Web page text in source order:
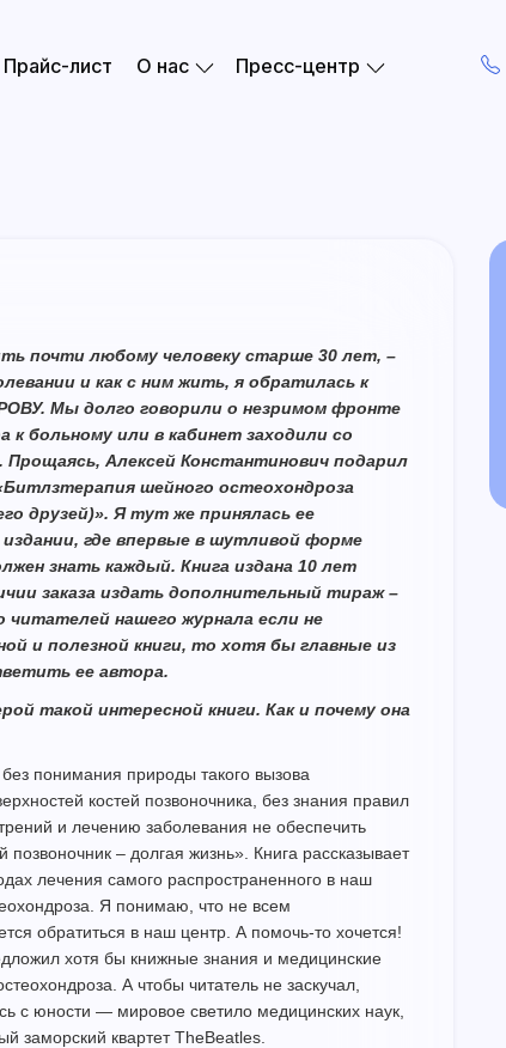
Прайс-лист О нас Пресс-центр
почти любому человеку старше 30 лет, –
и как с ним жить, я обратилась к
Мы долго говорили о незримом фронте
к больному или в кабинет заходили со
Алексей Константинович подарил
шейного остеохондроза
друзей)». Я тут же принялась ее
где впервые в шутливой форме
знать каждый. Книга издана 10 лет
заказа издать дополнительный тираж –
нашего журнала если не
и полезной книги, то хотя бы главные из
ее автора.
такой интересной книги. Как и почему она
понимания природы такого вызова
костей позвоночника, без знания правил
и лечению заболевания не обеспечить
– долгая жизнь». Книга рассказывает
лечения самого распространенного в наш
Я понимаю, что не всем
обратиться в наш центр. А помочь-то хочется!
хотя бы книжные знания и медицинские
А чтобы читатель не заскучал,
с юности — мировое светило медицинских наук,
заморский квартет TheBeatles.